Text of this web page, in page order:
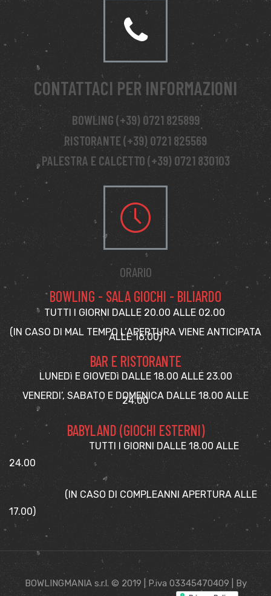
CONTATTACI PER INFORMAZIONI
BOWLING (+39) 0721 825899
RISTORANTE (+39) 0721 825569
PALESTRA E CALCETTO (+39) 0721 830103
ORARIO
BOWLING - SALA GIOCHI - BILIARDO
TUTTI I GIORNI DALLE 20.00 ALLE 02.00
(IN CASO DI MAL TEMPO L’APERTURA VIENE ANTICIPATA
ALLE 16.00)
BAR E RISTORANTE
LUNEDì E GIOVEDì DALLE 18.00 ALLE 23.00
VENERDI’, SABATO E DOMENICA DALLE 18.00 ALLE
24.00
BABYLAND (GIOCHI ESTERNI)
TUTTI I GIORNI DALLE 18.00 ALLE
24.00
(IN CASO DI COMPLEANNI APERTURA ALLE
17.00)
BOWLINGMANIA s.r.l. © 2019 | P.iva 03345470409 | By